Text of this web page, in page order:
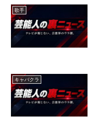
歌手
キャバクラ